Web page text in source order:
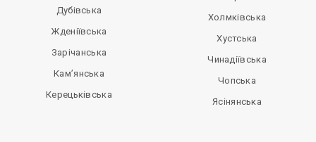
Дубівська
Жденіївська
Зарічанська
Кам’янська
Керецьківська
Холмківська
Хустська
Чинадіївська
Чопська
Ясінянська